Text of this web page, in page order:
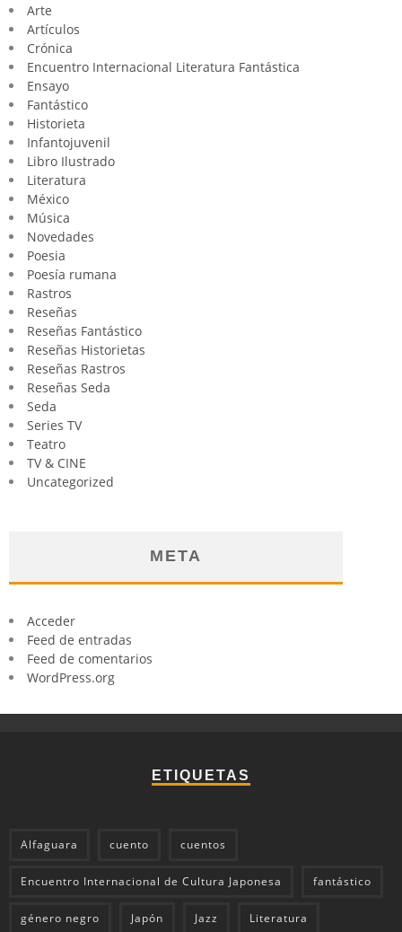
Arte
Artículos
Crónica
Encuentro Internacional Literatura Fantástica
Ensayo
Fantástico
Historieta
Infantojuvenil
Libro Ilustrado
Literatura
México
Música
Novedades
Poesia
Poesía rumana
Rastros
Reseñas
Reseñas Fantástico
Reseñas Historietas
Reseñas Rastros
Reseñas Seda
Seda
Series TV
Teatro
TV & CINE
Uncategorized
META
Acceder
Feed de entradas
Feed de comentarios
WordPress.org
ETIQUETAS
Alfaguara cuento cuentos
Encuentro Internacional de Cultura Japonesa fantástico
género negro Japón Jazz Literatura